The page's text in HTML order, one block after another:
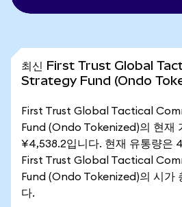
최신 First Trust Global
Strategy Fund (Ondo
First Trust Global Tactical
Fund (Ondo Tokenized)의 현재
¥4,538.2입니다. 현재 유통량은
First Trust Global Tactical
Fund (Ondo Tokenized)의 시가
다.